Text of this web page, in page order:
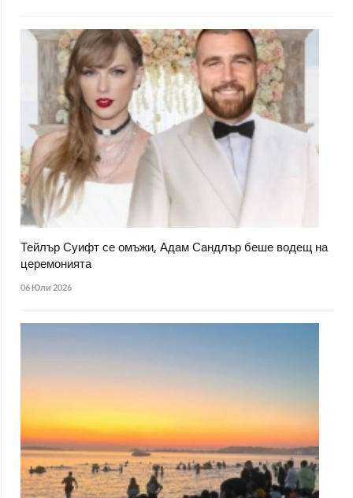
Тейлър Суифт се омъжи, Адам Сандлър беше водещ на
церемонията
06 Юли 2026